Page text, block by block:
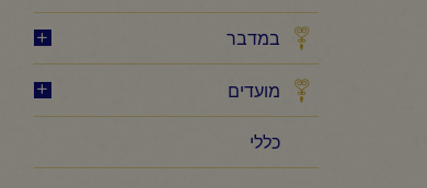
במדבר
מועדים
כללי